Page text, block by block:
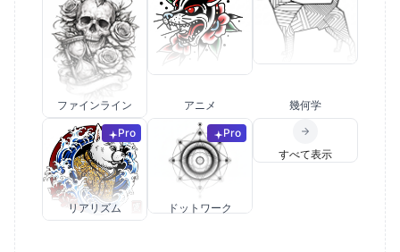
ファインライン アニメ 幾何学
Pro
リアリズム
Pro
ドットワーク
すべて表示